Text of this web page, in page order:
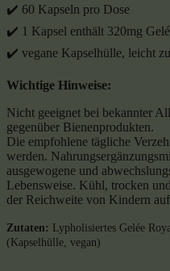
✔️ 60 Kapseln pro Dose
✔️ 1 Kapsel enthält 320mg
✔️ vegane Kapselhülle, leicht
Wichtige Hinweise:
Nicht geeignet bei bekannter
gegenüber Bienenprodukten.
Die empfohlene tägliche
werden.
ausgewogene und
Lebensweise. Kühl, trocken
der Reichweite von Kindern
Zutaten: Lypholisiertes Gelée
(Kapselhülle, vegan)